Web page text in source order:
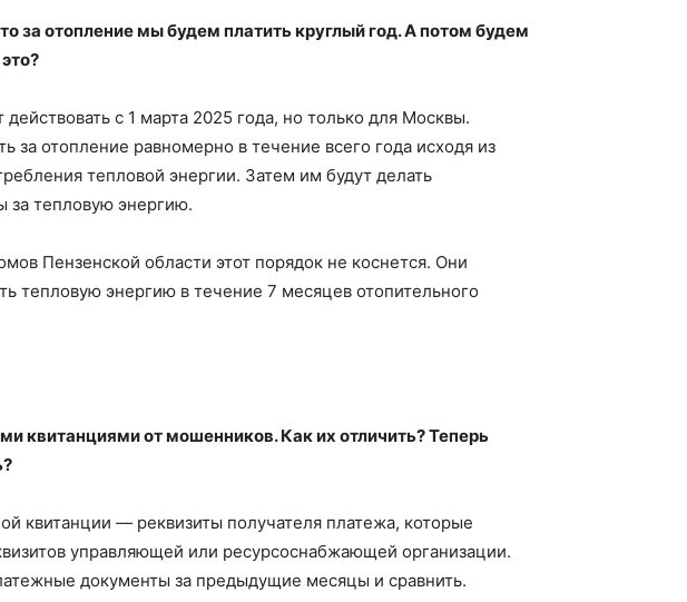
за отопление мы будем платить круглый год. А потом будем
с 1 марта 2025 года, но только для Москвы.
за отопление равномерно в течение всего года исходя из
тепловой энергии. Затем им будут делать
за тепловую энергию.
Пензенской области этот порядок не коснется. Они
тепловую энергию в течение 7 месяцев отопительного
квитанциями от мошенников. Как их отличить? Теперь
квитанции — реквизиты получателя платежа, которые
управляющей или ресурсоснабжающей организации.
документы за предыдущие месяцы и сравнить.